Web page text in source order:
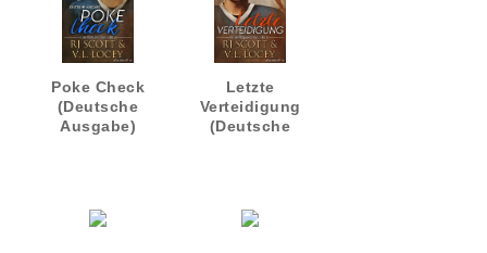
Poke Check
(Deutsche
Ausgabe)
Letzte
Verteidigung
(Deutsche